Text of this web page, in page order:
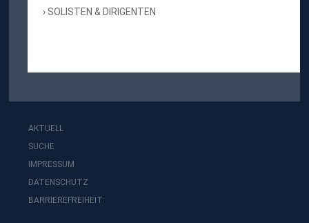
SOLISTEN & DIRIGENTEN
AKTUELL
SUCHE
IMPRESSUM
DATENSCHUTZ
BARRIEREFREIHEIT